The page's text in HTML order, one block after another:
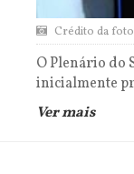
Crédito da
O Plenário do
inicialmente
Ver mais